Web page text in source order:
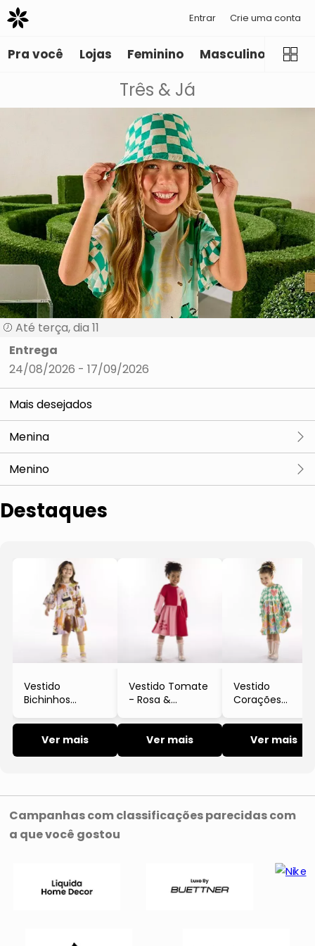
Entrar Crie uma conta
Pra você Lojas Feminino Masculino
Três & Já
Até terça, dia 11
Entrega
24/08/2026 - 17/09/2026
Mais desejados
Menina
Vestidos
Conjuntos
Acessórios & Moda Praia
Menino
Vestidos
Bodies, Macacões, Macaquinhos
Acessórios & Moda Praia
Conjuntos
Bodies, Macacões & Macaquinhos
Jaquetas
Acessórios
Destaques
Vestido
Bichinhos
Ver mais
Vestido Tomate
- Rosa &
Ver mais
Vestido
Corações
Ver mais
Campanhas com classificações parecidas com
a que você gostou